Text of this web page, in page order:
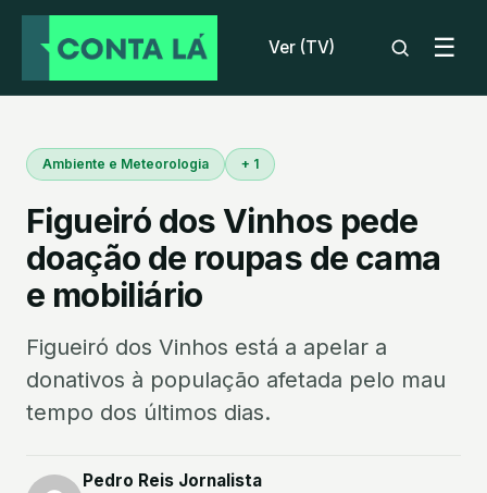
Ver (TV) ☰
Ambiente e Meteorologia + 1
Figueiró dos Vinhos pede
doação de roupas de cama
e mobiliário
Figueiró dos Vinhos está a apelar a
donativos à população afetada pelo mau
tempo dos últimos dias.
Pedro Reis Jornalista